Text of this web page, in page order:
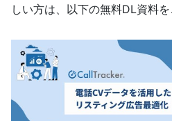
しい方は、以下の無料DL資料を